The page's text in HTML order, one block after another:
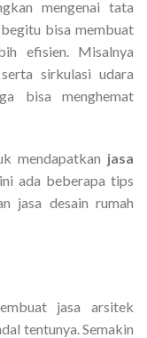
mengenai tata
bisa membuat
efisien. Misalnya
sirkulasi udara
bisa menghemat
mendapatkan jasa
ada beberapa tips
jasa desain rumah
jasa arsitek
tentunya. Semakin